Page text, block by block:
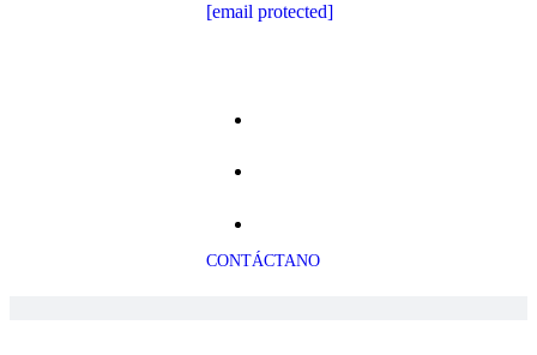
[email protected]
CONTÁCTANO